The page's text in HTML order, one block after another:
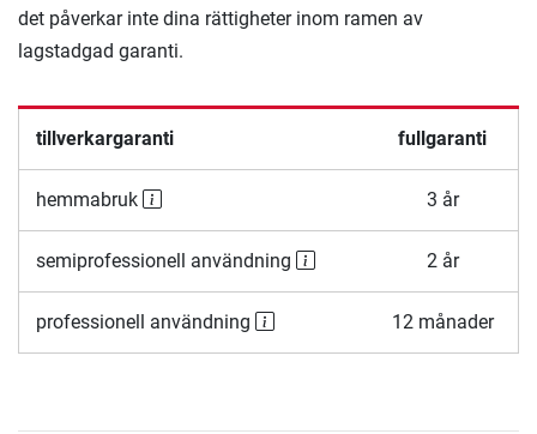
det påverkar inte dina rättigheter inom ramen av
lagstadgad garanti.
tillverkargaranti fullgaranti
hemmabruk 3 år
semiprofessionell användning 2 år
professionell användning 12 månader